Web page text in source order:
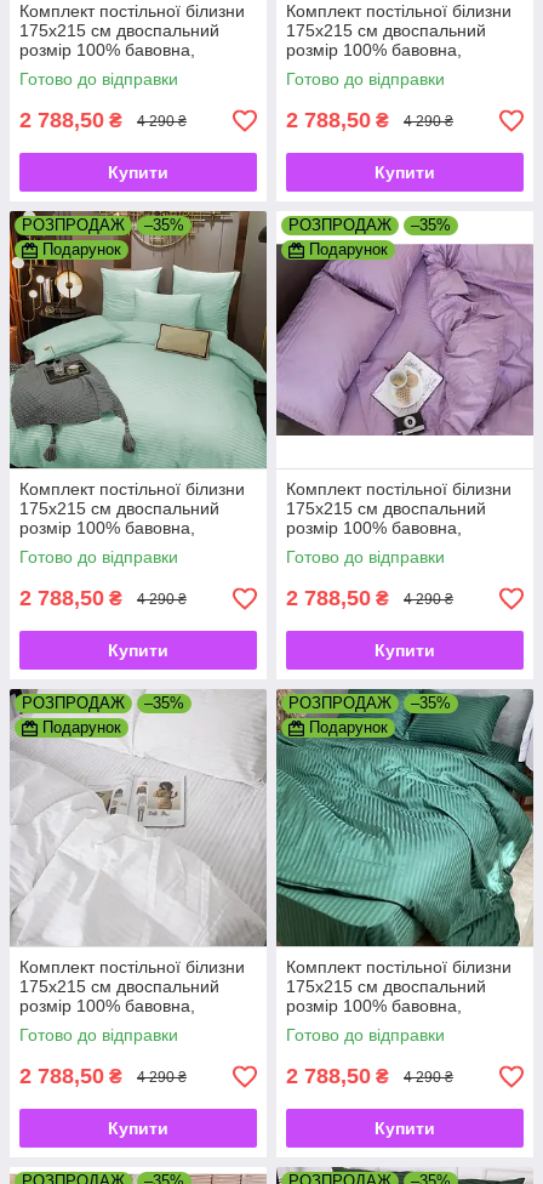
Комплект постільної білизни
175х215 см двоспальний
розмір 100% бавовна,
натуральний преміум страйп-
сатин
Готово до відправки
2 788,50 ₴ 4 290 ₴
Купити
Комплект постільної білизни
175х215 см двоспальний
розмір 100% бавовна,
натуральний преміум страйп-
сатин
Готово до відправки
2 788,50 ₴ 4 290 ₴
Купити
РОЗПРОДАЖ
–35%
Подарунок
Комплект постільної білизни
175х215 см двоспальний
розмір 100% бавовна,
натуральний преміум страйп-
сатин
Готово до відправки
2 788,50 ₴ 4 290 ₴
Купити
РОЗПРОДАЖ
–35%
Подарунок
Комплект постільної білизни
175х215 см двоспальний
розмір 100% бавовна,
натуральний преміум страйп-
сатин
Готово до відправки
2 788,50 ₴ 4 290 ₴
Купити
РОЗПРОДАЖ
–35%
Подарунок
Комплект постільної білизни
175х215 см двоспальний
розмір 100% бавовна,
натуральний преміум страйп-
сатин
Готово до відправки
2 788,50 ₴ 4 290 ₴
Купити
РОЗПРОДАЖ
–35%
Подарунок
Комплект постільної білизни
175х215 см двоспальний
розмір 100% бавовна,
натуральний преміум страйп-
сатин
Готово до відправки
2 788,50 ₴ 4 290 ₴
Купити